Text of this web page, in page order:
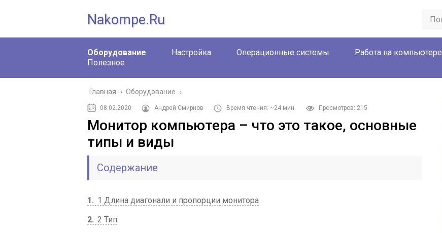
Nakompe.ru
Оборудование Настройка Операционные системы Работа на компьютере
Полезное
Главная › Оборудование ›
08.02.2020 Андрей Смирнов Время чтения: ~24 мин. Просмотров: 215
Монитор компьютера – что это такое, основные
типы и виды
Содержание
1
1 Длина диагонали и пропорции монитора
2 2 Тип